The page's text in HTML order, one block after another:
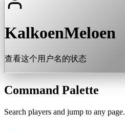
KalkoenMeloen
查看这个用户名的状态
Command Palette
Search players and jump to any page.